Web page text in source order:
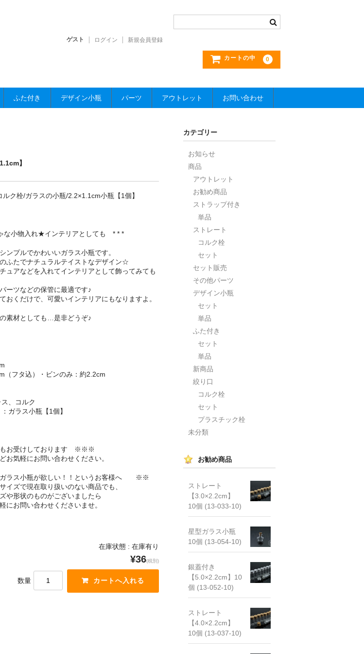
ゲスト ログイン 新規会員登録
カートの中 0
ふた付き デザイン小瓶 パーツ アウトレット お問い合わせ
】
ルク栓/ガラスの小瓶/2.2×1.1cm小瓶【1個】
な小物入れ★インテリアとしても * * *
ンプルでかわいいガラス小瓶です。
ふたでナチュラルテイストなデザイン☆
ュアなどを入れてインテリアとして飾ってみても
ーツなどの保管に最適です♪
おくだけで、可愛いインテリアにもなりますよ。
素材としても…是非どうぞ♪
（フタ込）・ビンのみ：約2.2cm
、コルク
ガラス小瓶【1個】
受けしております ※※※
お気軽にお問い合わせください。
ラス小瓶が欲しい！！というお客様へ ※※
イズで現在取り扱いのない商品でも、
や形状のものがございましたら
にお問い合わせくださいませ。
在庫状態 : 在庫有り
¥36(税別)
数量
カテゴリー
お知らせ
商品
アウトレット
お勧め商品
ストラップ付き
単品
ストレート
コルク栓
セット
セット販売
その他パーツ
デザイン小瓶
セット
単品
ふた付き
セット
単品
新商品
絞り口
コルク栓
セット
プラスチック栓
未分類
お勧め商品
ストレート
【3.0×2.2cm】
10個 (13-033-10)
星型ガラス小瓶
10個 (13-054-10)
銀蓋付き
【5.0×2.2cm】10
個 (13-052-10)
ストレート
【4.0×2.2cm】
10個 (13-037-10)